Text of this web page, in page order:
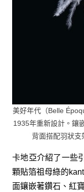
美好年代（Belle
1935年重新設計。鑲
背面搭配羽狀支
卡地亞介紹了一些
顆貼箔祖母綠的
面鑲嵌著鑽石、紅